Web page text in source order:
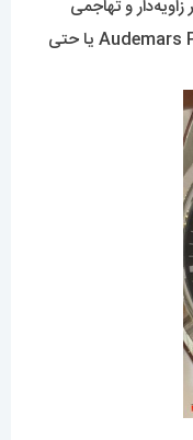
و تهاجمی
است. به چیزی مانند Audemars Piguet Royal Oak یا حتی